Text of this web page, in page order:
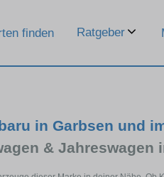
finden Ratgeber
in Garbsen und
& Jahreswagen